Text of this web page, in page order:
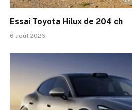
Essai Toyota Hilux de 204 ch
6 août 2026